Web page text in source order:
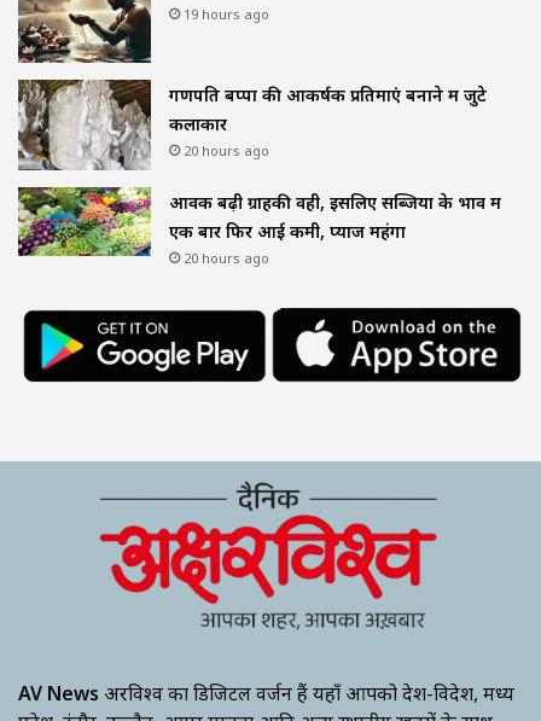
19 hours ago
गणपति बप्पा की आकर्षक प्रतिमाएं बनाने में जुटे
कलाकार
20 hours ago
आवक बढ़ी ग्राहकी वही, इसलिए सब्जियों के भाव में
एक बार फिर आई कमी, प्याज महंगा
20 hours ago
AV News अक्षरविश्व का डिजिटल वर्जन हैं यहाँ आपको देश-विदेश, मध्य